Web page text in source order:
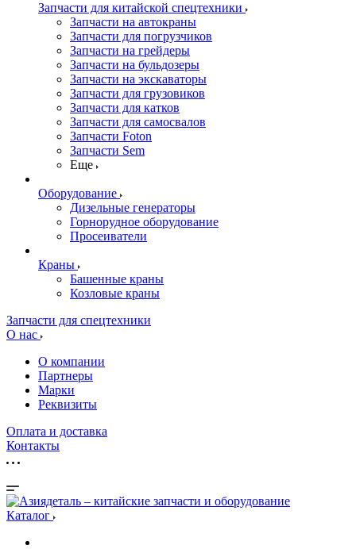
Запчасти для китайской спецтехники
Запчасти на автокраны
Запчасти для погрузчиков
Запчасти на грейдеры
Запчасти на бульдозеры
Запчасти на экскаваторы
Запчасти для грузовиков
Запчасти для катков
Запчасти для самосвалов
Запчасти Foton
Запчасти Sem
Еще
Оборудование
Дизельные генераторы
Горнорудное оборудование
Просеиватели
Краны
Башенные краны
Козловые краны
Запчасти для спецтехники
О нас
О компании
Партнеры
Марки
Реквизиты
Оплата и доставка
Контакты
Каталог